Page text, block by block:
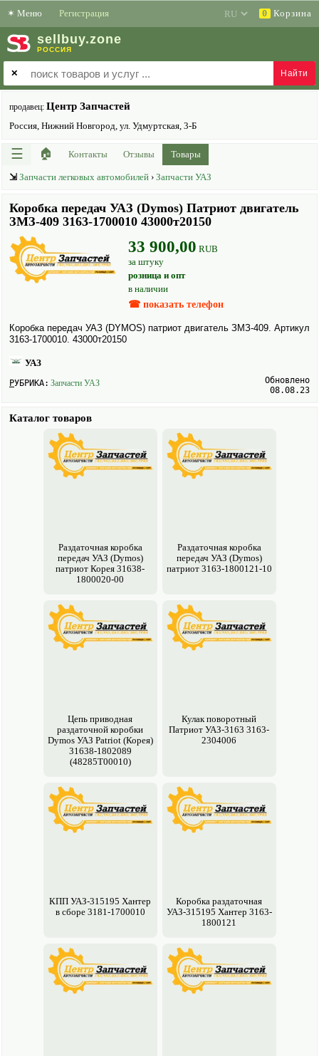
✶ Меню Регистрация 0 Корзина
sell buy.zone
РОССИЯ
✕
продавец: Центр Запчастей
Россия, Нижний Новгород, ул. Удмуртская, 3-Б
☰ 🏠 Контакты Отзывы Товары
⇲ Запчасти легковых автомобилей › Запчасти УАЗ
Коробка передач УАЗ (Dymos) Патриот двигатель
ЗМЗ-409 3163-1700010 43000т20150
33 900,00 RUB
за штуку
розница и опт
в наличии
☎ показать телефон
Коробка передач УАЗ (DYMOS) патриот двигатель ЗМЗ-409. Артикул
3163-1700010. 43000т20150
УАЗ
РУБРИКА: Запчасти УАЗ
Обновлено
08.08.23
Каталог товаров
Раздаточная коробка
передач УАЗ (Dymos)
патриот Корея 31638-
1800020-00
Раздаточная коробка
передач УАЗ (Dymos)
патриот 3163-1800121-10
Цепь приводная
раздаточной коробки
Dymos УАЗ Patriot (Корея)
31638-1802089
(48285T00010)
Кулак поворотный
Патриот УАЗ-3163 3163-
2304006
КПП УАЗ-315195 Хантер
в сборе 3181-1700010
Коробка раздаточная
УАЗ-315195 Хантер 3163-
1800121